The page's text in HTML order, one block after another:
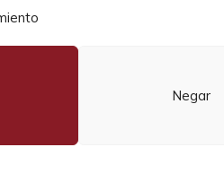
Negar